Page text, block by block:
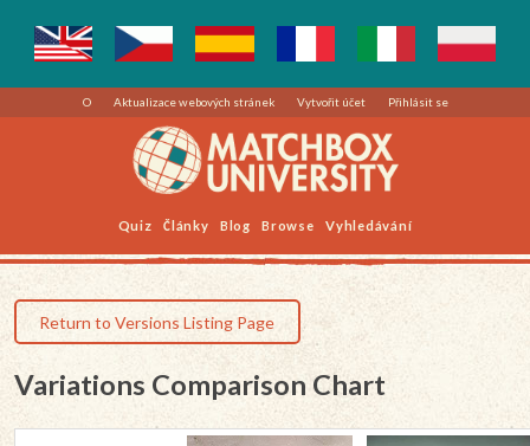
O Aktualizace webových stránek Vytvořit účet Přihlásit se
Quiz Články Blog Browse Vyhledávání
Return to Versions Listing Page
Variations Comparison Chart